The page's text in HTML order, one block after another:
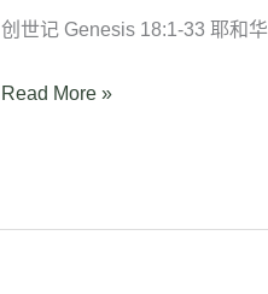
创世记 Genesis 18:1-33 耶和
Read More »